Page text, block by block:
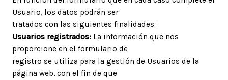
Usuario, los datos podrán ser
tratados con las siguientes finalidades:
Usuarios registrados:La información que nos
proporcione en el formulario de
registro se utiliza para la gestión de Usuarios de la
página web, con el fin de que